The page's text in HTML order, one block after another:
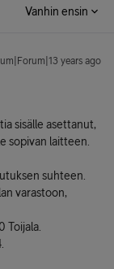
Vanhin ensin
years ago
sisälle asettanut,
sopivan laitteen.
suhteen.
varastoon,
Toijala.